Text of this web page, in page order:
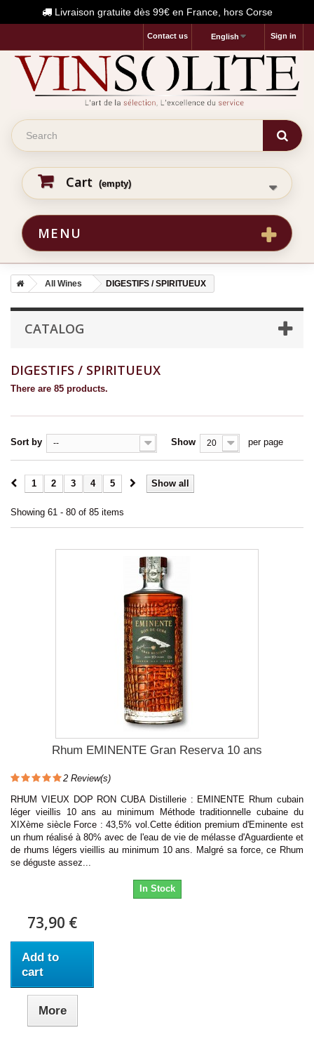
Livraison gratuite dès 99€ en France, hors Corse
Sign in
English
Contact us
Cart (empty)
MENU
All Wines DIGESTIFS / SPIRITUEUX
CATALOG
DIGESTIFS / SPIRITUEUX
There are 85 products.
Sort by -- Show 20 per page
Show all
1 2 3 4 5
Showing 61 - 80 of 85 items
Rhum EMINENTE Gran Reserva 10 ans
2 Review(s)
RHUM VIEUX DOP RON CUBA Distillerie : EMINENTE Rhum cubain
léger vieillis 10 ans au minimum Méthode traditionnelle cubaine du
XIXème siècle Force : 43,5% vol.Cette édition premium d'Eminente est
un rhum réalisé à 80% avec de l'eau de vie de mélasse d'Aguardiente et
de rhums légers vieillis au minimum 10 ans. Malgré sa force, ce Rhum
se déguste assez...
In Stock
73,90 €
Add to
cart
More